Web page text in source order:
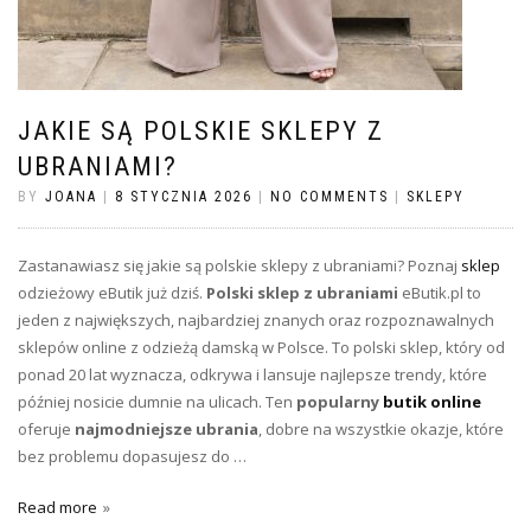
JAKIE SĄ POLSKIE SKLEPY Z
UBRANIAMI?
BY JOANA 8 STYCZNIA 2026 NO COMMENTS SKLEPY
Zastanawiasz się jakie są polskie sklepy z ubraniami? Poznaj sklep
odzieżowy eButik już dziś. Polski sklep z ubraniami eButik.pl to
jeden z największych, najbardziej znanych oraz rozpoznawalnych
sklepów online z odzieżą damską w Polsce. To polski sklep, który od
ponad 20 lat wyznacza, odkrywa i lansuje najlepsze trendy, które
później nosicie dumnie na ulicach. Ten popularny butik online
oferuje najmodniejsze ubrania, dobre na wszystkie okazje, które
bez problemu dopasujesz do …
Read more